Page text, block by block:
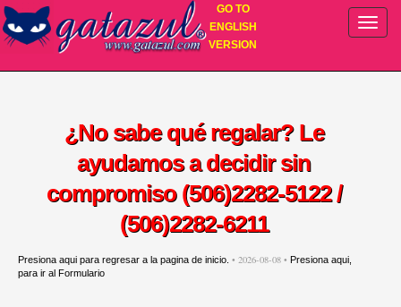
GO TO
ENGLISH
VERSION
¿No sabe qué regalar? Le
ayudamos a decidir sin
compromiso (506)2282-5122 /
(506)2282-6211
Presiona aqui para regresar a la pagina de inicio. • 2026-08-08 • Presiona aqui,
para ir al Formulario